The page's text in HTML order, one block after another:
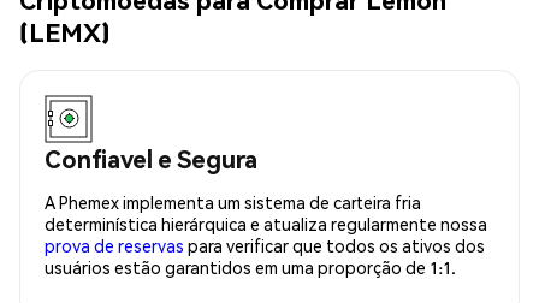
(LEMX)
Confiavel e Segura
A Phemex implementa um sistema de carteira fria
determinística hierárquica e atualiza regularmente nossa
prova de reservas para verificar que todos os ativos dos
usuários estão garantidos em uma proporção de 1:1.